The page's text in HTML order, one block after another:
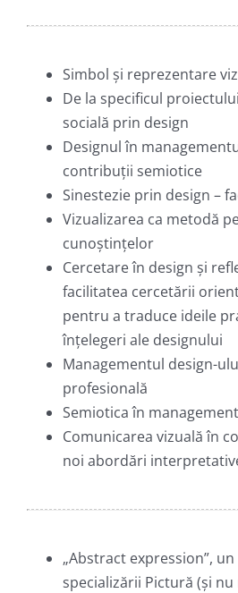
Simbol și reprezentare
De la specificul
socială prin design
Designul în
contribuții semiotice
Sinestezie prin design –
Vizualizarea ca metodă
cunoștințelor
Cercetare în design și
facilitatea cercetării
pentru a traduce ideile
înțelegeri ale designului
Managementul design-
profesională
Semiotica în
Comunicarea vizuală în
noi abordări
„Abstract expression”,
specializării Pictură (și